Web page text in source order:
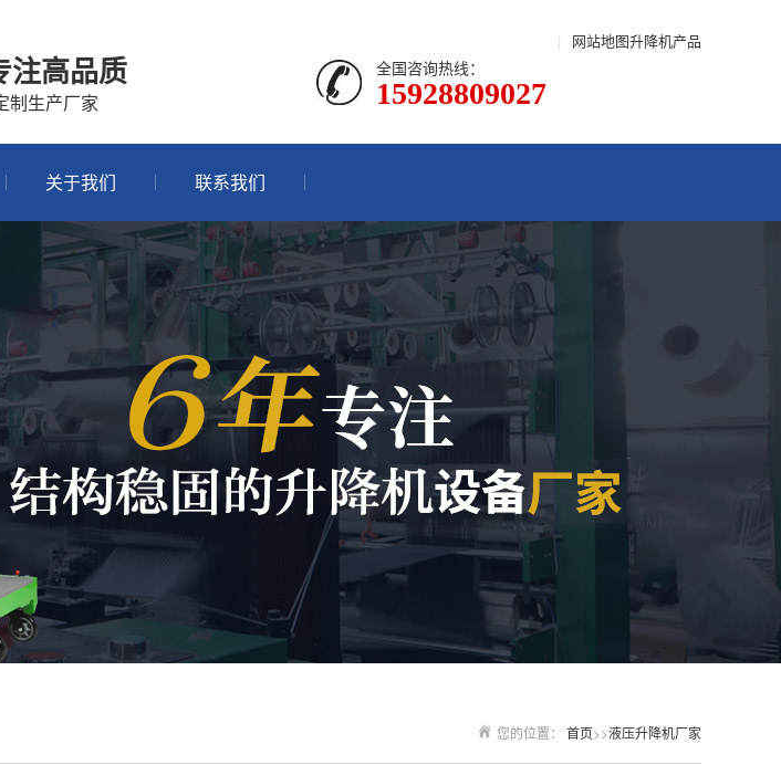
升降机产品
| 网站地图
注高品质
制生产厂家
全国咨询热线：
15928809027
关于我们 联系我们
您的位置： 首页>>液压升降机厂家